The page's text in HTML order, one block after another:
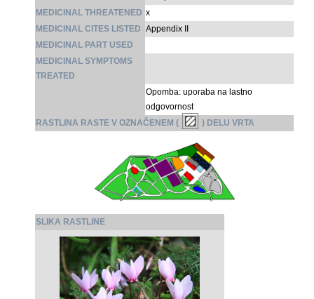
MEDICINAL THREATENED x
MEDICINAL CITES LISTED Appendix II
MEDICINAL PART USED
MEDICINAL SYMPTOMS
TREATED
Opomba: uporaba na lastno
odgovornost
RASTLINA RASTE V OZNAČENEM (
) DELU VRTA
SLIKA RASTLINE